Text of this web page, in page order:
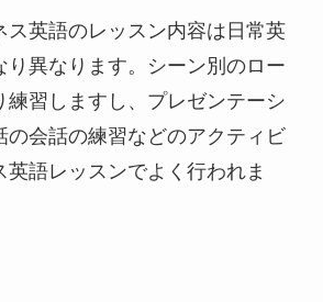
ス英語のレッスン内容は日常英
り異なります。シーン別のロー
練習しますし、プレゼンテーシ
の会話の練習などのアクティビ
英語レッスンでよく行われま